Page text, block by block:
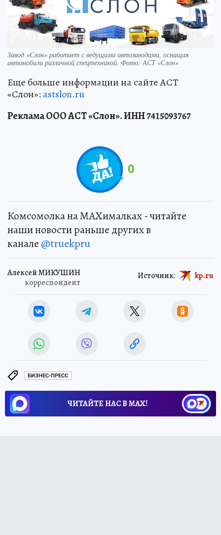
Завод «Слон» работает с ведущими автозаводами, оснащая
автомобили различной спецтехникой. Фото: АСТ «Слон»
Еще больше информации на сайте АСТ
«Слон»: astslon.ru
Реклама ООО АСТ «Слон». ИНН 7415093767
0
Комсомолка на MAXималках - читайте
наши новости раньше других в
канале @truekpru
Алексей МИКУШИН
корреспондент
Источник: kp.ru
БИЗНЕС-ПРЕСС
ЧИТАЙТЕ НАС В МАХ!